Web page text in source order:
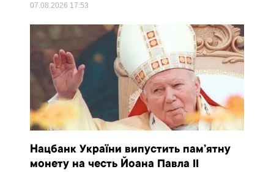
07.08.2026 17:53
Нацбанк України випустить пам’ятну
монету на честь Йоана Павла II